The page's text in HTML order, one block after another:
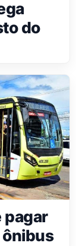
do
pagar
ônibus